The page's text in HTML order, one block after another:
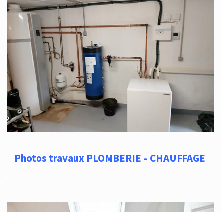
Photos travaux PLOMBERIE – CHAUFFAGE